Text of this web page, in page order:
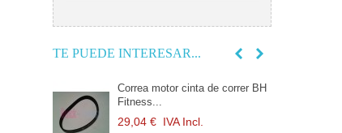
TE PUEDE INTERESAR...
Correa motor cinta de correr BH
Fitness...
29,04 € IVA Incl.